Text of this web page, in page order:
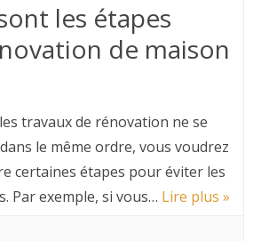
les étapes
de maison
travaux de rénovation ne se
le même ordre, vous voudrez
certaines étapes pour éviter les
Par exemple, si vous… Lire plus »